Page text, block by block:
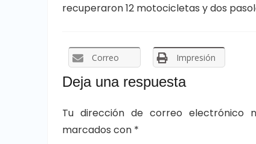
recuperaron 12 motocicletas y dos
Correo Impresión
Deja una respuesta
Tu dirección de correo electrónico
marcados con *